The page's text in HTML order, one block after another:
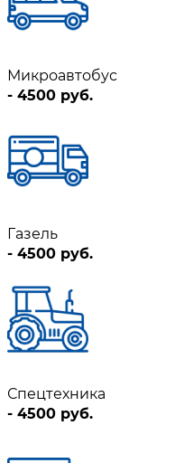
Микроавтобус
- 4500 руб.
Газель
- 4500 руб.
Спецтехника
- 4500 руб.